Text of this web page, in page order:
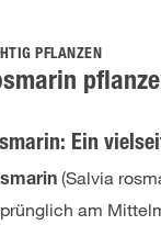
PFLANZEN
Ein
(Salvia
am